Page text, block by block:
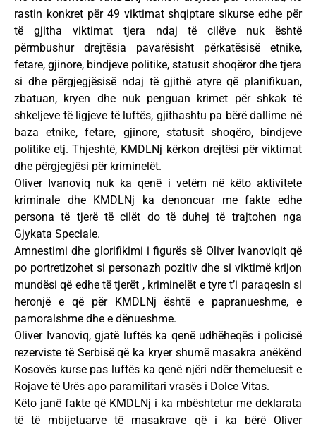
rastin konkret për 49 viktimat shqiptare sikurse edhe për
të gjitha viktimat tjera ndaj të cilëve nuk është
përmbushur drejtësia pavarësisht përkatësisë etnike,
fetare, gjinore, bindjeve politike, statusit shoqëror dhe tjera
si dhe përgjegjësisë ndaj të gjithë atyre që planifikuan,
zbatuan, kryen dhe nuk penguan krimet për shkak të
shkeljeve të ligjeve të luftës, gjithashtu pa bërë dallime në
baza etnike, fetare, gjinore, statusit shoqëro, bindjeve
politike etj. Thjeshtë, KMDLNj kërkon drejtësi për viktimat
dhe përgjegjësi për kriminelët.
Oliver Ivanoviq nuk ka qenë i vetëm në këto aktivitete
kriminale dhe KMDLNj ka denoncuar me fakte edhe
persona të tjerë të cilët do të duhej të trajtohen nga
Gjykata Speciale.
Amnestimi dhe glorifikimi i figurës së Oliver Ivanoviqit që
po portretizohet si personazh pozitiv dhe si viktimë krijon
mundësi që edhe të tjerët , kriminelët e tyre t’i paraqesin si
heronjë e që për KMDLNj është e papranueshme, e
pamoralshme dhe e dënueshme.
Oliver Ivanoviq, gjatë luftës ka qenë udhëheqës i policisë
rezerviste të Serbisë që ka kryer shumë masakra anëkënd
Kosovës kurse pas luftës ka qenë njëri ndër themeluesit e
Rojave të Urës apo paramilitari vrasës i Dolce Vitas.
Këto janë fakte që KMDLNj i ka mbështetur me deklarata
të të mbijetuarve të masakrave që i ka bërë Oliver